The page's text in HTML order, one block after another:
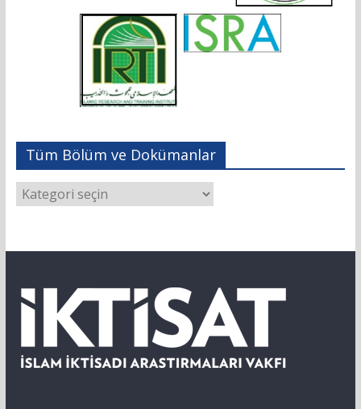
Tüm Bölüm ve Dokümanlar